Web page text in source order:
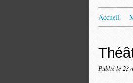
Accueil
Publié le 23